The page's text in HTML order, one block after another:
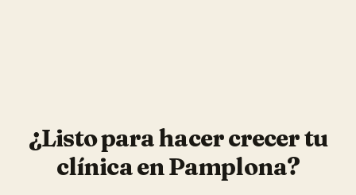
¿Listo para hacer crecer tu
clínicaenPamplona?